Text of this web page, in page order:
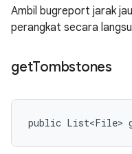
Ambil bugreport jarak
perangkat secara
getTombstones
public List<File>